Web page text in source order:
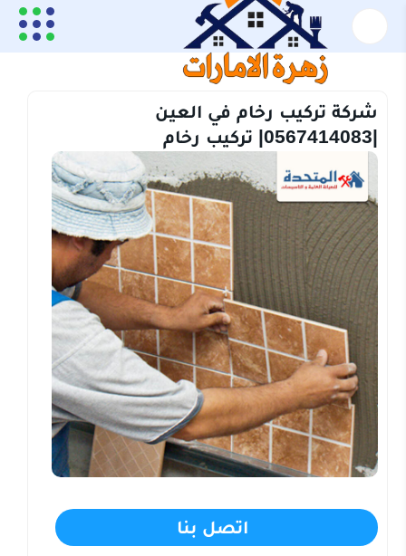
الرئيسية
تركيب رخام
شركة تركيب رخام في العين |0567414083| تركيب رخام
شركة تركيب رخام في العين
|0567414083| تركيب رخام
اتصل بنا